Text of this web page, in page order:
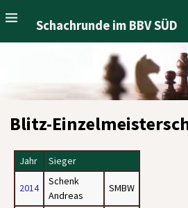
Schachrunde im BBV SÜD
Blitz-
Jahr Sieger
2014
Schenk
Andreas
SMBW